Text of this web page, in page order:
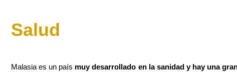
Salud
Malasia es un país muy desarrollado en la sanidad y hay una